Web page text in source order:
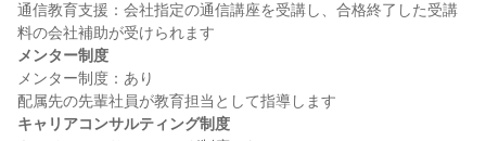
通信教育支援：会社指定の通信講座を受講し、合格終了した受講
メンター制度
メンター制度：あり
キャリアコンサルティング制度